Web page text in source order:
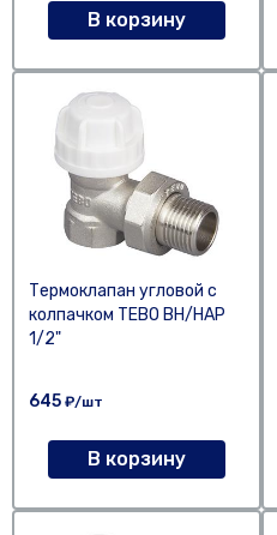
В корзину
Термоклапан угловой с
колпачком TEBO ВН/НАР
1/2"
645 ₽/шт
В корзину